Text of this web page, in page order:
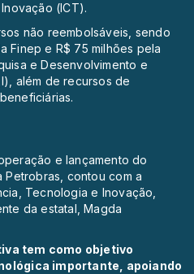
(ICT).
não reembolsáveis, sendo
Finep e R$ 75 milhões pela
e Desenvolvimento e
além de recursos de
e lançamento do
contou com a
Tecnologia e Inovação,
da estatal, Magda
tem como objetivo
importante, apoiando